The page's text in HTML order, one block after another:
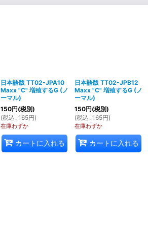
日本語版 TT02-JPA10
Maxx "C" 増殖するG (ノ
ーマル)
150円(税別)
(税込 : 165円)
在庫わずか
カートに入れる
日本語版 TT02-JPB12
Maxx "C" 増殖するG (ノ
ーマル)
150円(税別)
(税込 : 165円)
在庫わずか
カートに入れる